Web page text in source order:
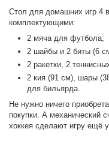
Стол для домашних игр 4
комплектующими:
2 мяча для футбола;
2 шайбы и 2 биты (6
2 ракетки, 2
2 кия (91 см), шары
для бильярда.
Не нужно ничего
покупки. А механический
хоккея сделают игру ещё